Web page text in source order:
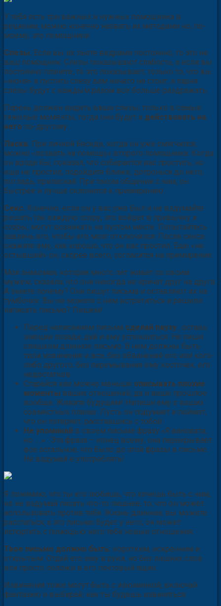
У тебя есть три важных и нужных помощника в
решении, можно конечно назвать их методами но, по-
моему, это помощники.
Слезы. Если вы их льете ведрами постоянно, то это не
ваш помощник. Слезы показывают слабость, а если вы
постоянно плачете, то это показывает, только то, что вы
«нюня» и пустить слезу вам ничего не стоит, а парня
слезы будут с каждым разом все больше раздражать.
Парень должен видеть ваши слезы, только в самые
тяжелые моменты, тогда они будут и действовать на
него по-другому.
Ласка. При личной беседе, когда он уже смягчился,
можно «позвать на помощь» второго помощника. Когда
он вроде бы, показал, что собирается вас простить, но
еще не простил, подойдите ближе, дотронься до него,
погладь, приласкай. При таком общении с ним, он
быстрее и лучше склонится к примирению.
Секс. Конечно, если он у вас уже был и не вздумайте
решать так каждую ссору, это войдет в привычку и
ссоры, могут возникать на пустом месте. Попытайтесь
завлечь его, чтобы его мозг отключился. После секса
скажите ему, как хорошо, что он вас простил. Еще «не
остывший» он, скорее всего, согласится на примирение.
Моя знакомая, которая много лет живет со своим
мужем, сказала, что они никогда не кричат друг на друга.
А знаете почему? Они пишут письма и оставляют их на
тумбочке. Вы не можете с ним встретиться и решили
написать письмо? Пишем!
Перед написанием письма сделай паузу , оставь
эмоции позади, дай и ему успокоиться. Не пиши
слишком длинное письмо. В нем должны быть
твои извинения и все, без обвинений его или кого-
либо другого, без перемывания ему косточек, его
недостатков.
Старайся как можно меньше описывать плохие
моменты ваших отношений, да и ваше прошлое
вообще. Живите будущим! Напиши ему о ваших
совместных планах. Пусть он подумает и поймет,
что он потеряет, расставшись с тобой.
Не упоминай в своем письме фразу «Я виновата,
но ….» . Эта фраза – конец всему, она перекрывает
все остальное, что было до этой фразы в письме.
Не вздумай е употреблять!
Я понимаю, что ты его любишь, что хочешь быть с ним,
но не вздумай писать что-то лишнее, то, что он может
использовать против тебя. Жизнь длинная, вы можете
расстаться, а это письмо будет у него, он может
испортить с помощью него тебе новые отношения.
Твое письмо должно быть: коротким, искренним и
открытым. Отдай его ему в руки, но без лишних слов
или просто положи в его почтовый ящик.
Извинения тоже могут быть с изюминкой, включай
фантазию и выбирай, как ты будешь извиняться.